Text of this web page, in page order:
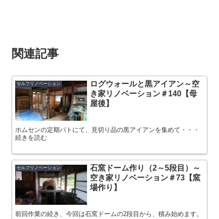
関連記事
セルフリノベーション
ログウォールと黒アイアン～空
き家リノベーション＃140【母
屋後】
ホムセンの定期パトにて、見切り品の黒アイアンを集めて・・・
続きを読む
セルフリノベーション
石窯ドーム作り（2～5段目）～
空き家リノベーション＃73【窯
場作り】
前回作業の続き、今回は石窯ドームの2段目から、積み始めます。